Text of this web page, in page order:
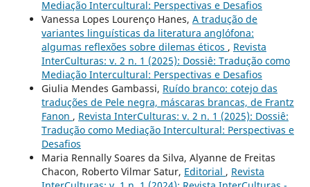
Mediação Intercultural: Perspectivas e Desafios
Vanessa Lopes Lourenço Hanes, A tradução de
variantes linguísticas da literatura anglófona:
algumas reflexões sobre dilemas éticos , Revista
InterCulturas: v. 2 n. 1 (2025): Dossiê: Tradução como
Mediação Intercultural: Perspectivas e Desafios
Giulia Mendes Gambassi, Ruído branco: cotejo das
traduções de Pele negra, máscaras brancas, de Frantz
Fanon , Revista InterCulturas: v. 2 n. 1 (2025): Dossiê:
Tradução como Mediação Intercultural: Perspectivas e
Desafios
Maria Rennally Soares da Silva, Alyanne de Freitas
Chacon, Roberto Vilmar Satur, Editorial , Revista